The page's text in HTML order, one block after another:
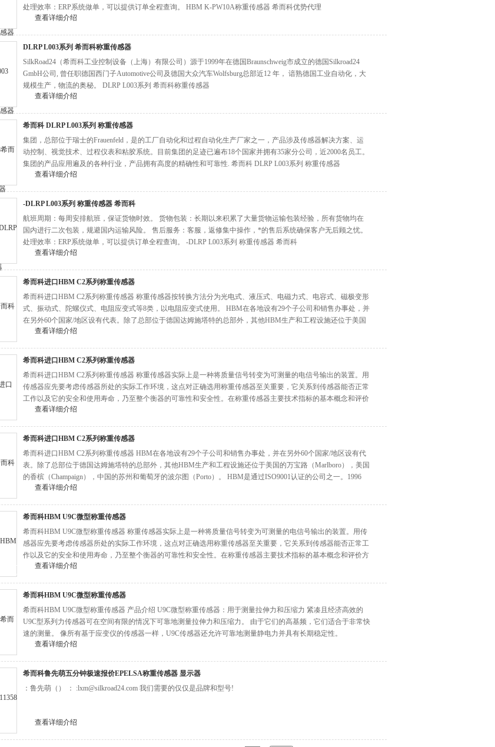
处理效率：ERP系统做单，可以提供订单全程查询。 HBM K-PW10A称重传感器 希而科优势代理
查看详细介绍
DLRP L003系列 希而科称重传感器
SilkRoad24（希而科工业控制设备（上海）有限公司）源于1999年在德国Braunschweig市成立的德国Silkroad24
GmbH公司, 曾任职德国西门子Automotive公司及德国大众汽车Wolfsburg总部近12 年， 谙熟德国工业自动化，大
规模生产，物流的奥秘。 DLRP L003系列 希而科称重传感器
查看详细介绍
希而科 DLRP L003系列 称重传感器
集团，总部位于瑞士的Frauenfeld，是的工厂自动化和过程自动化生产厂家之一，产品涉及传感器解决方案、运
动控制、视觉技术、过程仪表和粘胶系统。目前集团的足迹已遍布18个国家并拥有35家分公司，近2000名员工。
集团的产品应用遍及的各种行业，产品拥有高度的精确性和可靠性. 希而科 DLRP L003系列 称重传感器
查看详细介绍
-DLRP L003系列 称重传感器 希而科
航班周期：每周安排航班，保证货物时效。 货物包装：长期以来积累了大量货物运输包装经验，所有货物均在
国内进行二次包装，规避国内运输风险。 售后服务：客服，返修集中操作，*的售后系统确保客户无后顾之忧。
处理效率：ERP系统做单，可以提供订单全程查询。 -DLRP L003系列 称重传感器 希而科
查看详细介绍
希而科进口HBM C2系列称重传感器
希而科进口HBM C2系列称重传感器 称重传感器按转换方法分为光电式、液压式、电磁力式、电容式、磁极变形
式、振动式、陀螺仪式、电阻应变式等8类，以电阻应变式使用。 HBM在各地设有29个子公司和销售办事处，并
在另外60个国家/地区设有代表。除了总部位于德国达姆施塔特的总部外，其他HBM生产和工程设施还位于美国
的万宝路（Marlboro），美国的香槟（Champaign）。
查看详细介绍
希而科进口HBM C2系列称重传感器
希而科进口HBM C2系列称重传感器 称重传感器实际上是一种将质量信号转变为可测量的电信号输出的装置。用
传感器应先要考虑传感器所处的实际工作环境，这点对正确选用称重传感器至关重要，它关系到传感器能否正常
工作以及它的安全和使用寿命，乃至整个衡器的可靠性和安全性。在称重传感器主要技术指标的基本概念和评价
方法上，新旧国标有质的差异。主要有S型、悬臂型、轮辐式、板环式、膜盒式、桥式、柱筒式等几种样式。
查看详细介绍
希而科进口HBM C2系列称重传感器
希而科进口HBM C2系列称重传感器 HBM在各地设有29个子公司和销售办事处，并在另外60个国家/地区设有代
表。除了总部位于德国达姆施塔特的总部外，其他HBM生产和工程设施还位于美国的万宝路（Marlboro），美国
的香槟（Champaign），中国的苏州和葡萄牙的波尔图（Porto）。 HBM是通过ISO9001认证的公司之一。1996
年，HBM的环境管理体系通过了ISO14001认证。
查看详细介绍
希而科HBM U9C微型称重传感器
希而科HBM U9C微型称重传感器 称重传感器实际上是一种将质量信号转变为可测量的电信号输出的装置。用传
感器应先要考虑传感器所处的实际工作环境，这点对正确选用称重传感器至关重要，它关系到传感器能否正常工
作以及它的安全和使用寿命，乃至整个衡器的可靠性和安全性。在称重传感器主要技术指标的基本概念和评价方
法上，新旧国标有质的差异。主要有S型、悬臂型、轮辐式、板环式、膜盒式、桥式、柱筒式等几种样式。
查看详细介绍
希而科HBM U9C微型称重传感器
希而科HBM U9C微型称重传感器 产品介绍 U9C微型称重传感器：用于测量拉伸力和压缩力 紧凑且经济高效的
U9C型系列力传感器可在空间有限的情况下可靠地测量拉伸力和压缩力。 由于它们的高基频，它们适合于非常快
速的测量。 像所有基于应变仪的传感器一样，U9C传感器还允许可靠地测量静电力并具有长期稳定性。
查看详细介绍
希而科鲁先萌五分钟极速报价EPELSA称重传感器 显示器
：鲁先萌（） ： :lxm@silkroad24.com 我们需要的仅仅是品牌和型号!
查看详细介绍